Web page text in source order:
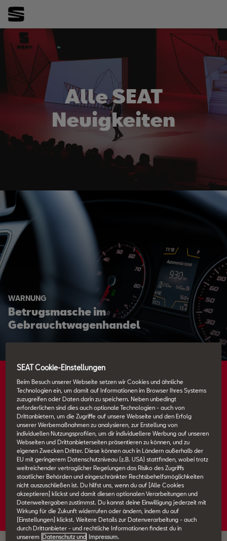
Alle SEAT
Neuigkeiten
WARNUNG
Betrugsmasche im
Gebrauchtwagenhandel
Bühne frei – für SEAT und die besten
Stimmen Deutschlands
08.10.2025
SEAT Cookie-Einstellungen
Beim Besuch unserer Webseite setzen wir Cookies und ähnliche
Technologien ein, um damit auf Informationen im Browser Ihres Systems
zuzugreifen oder Daten darin zu speichern. Neben unbedingt
erforderlichen sind dies auch optionale Technologien - auch von
Drittanbietern, um die Zugriffe auf unsere Webseite und den Erfolg
unserer Werbemaßnahmen zu analysieren, zur Erstellung von
individuellen Nutzungsprofilen, um dir individuellere Werbung auf unseren
Webseiten und Drittanbieterseiten präsentieren zu können, und zu
eigenen Zwecken Dritter. Diese können auch in Ländern außerhalb der
EU mit geringerem Datenschutzniveau (z.B. USA) stattfinden, wobei trotz
weitreichender vertraglicher Regelungen das Risiko des Zugriffs
staatlicher Behörden und eingeschränkter Rechtsbehelfsmöglichkeiten
nicht auszuschließen ist. Du hilfst uns, wenn du auf [Alle Cookies
akzeptieren] klickst und damit diesen optionalen Verarbeitungen und
Datenweitergaben zustimmst. Du kannst deine Einwilligung jederzeit mit
Wirkung für die Zukunft widerrufen oder ändern, indem du auf
[Einstellungen] klickst. Weitere Details zur Datenverarbeitung - auch
durch Drittanbieter - und rechtliche Informationen findest du in
unserem
Datenschutz und Impressum.